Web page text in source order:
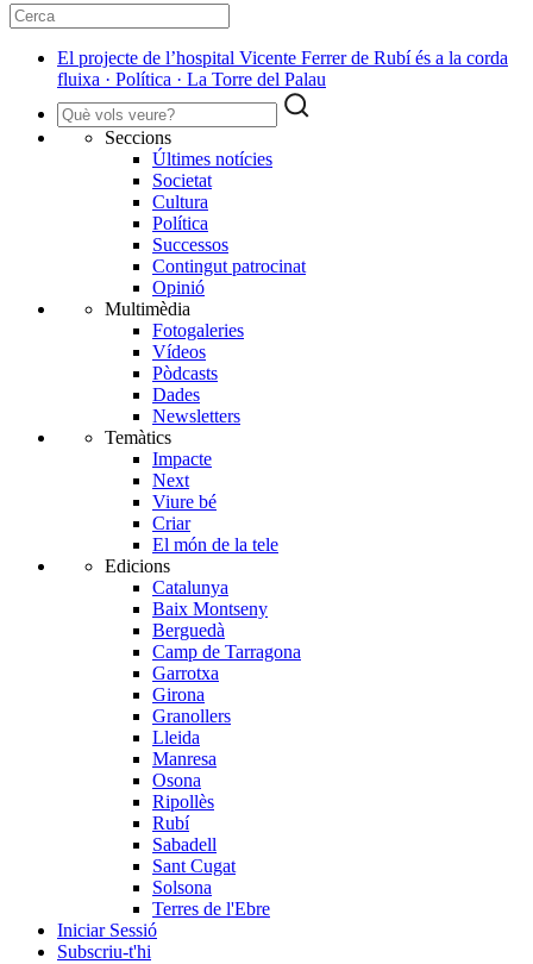
El projecte de l’hospital Vicente Ferrer de Rubí és a la corda
fluixa · Política · La Torre del Palau
Seccions
Últimes notícies
Societat
Cultura
Política
Successos
Contingut patrocinat
Opinió
Multimèdia
Fotogaleries
Vídeos
Pòdcasts
Dades
Newsletters
Temàtics
Impacte
Next
Viure bé
Criar
El món de la tele
Edicions
Catalunya
Baix Montseny
Berguedà
Camp de Tarragona
Garrotxa
Girona
Granollers
Lleida
Manresa
Osona
Ripollès
Rubí
Sabadell
Sant Cugat
Solsona
Terres de l'Ebre
Iniciar Sessió
Subscriu-t'hi